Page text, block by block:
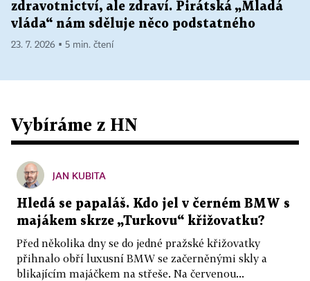
zdravotnictví, ale zdraví. Pirátská „Mladá
vláda“ nám sděluje něco podstatného
23. 7. 2026 ▪ 5 min. čtení
Vybíráme z HN
JAN KUBITA
Hledá se papaláš. Kdo jel v černém BMW s
majákem skrze „Turkovu“ křižovatku?
Před několika dny se do jedné pražské křižovatky
přihnalo obří luxusní BMW se začerněnými skly a
blikajícím majáčkem na střeše. Na červenou...